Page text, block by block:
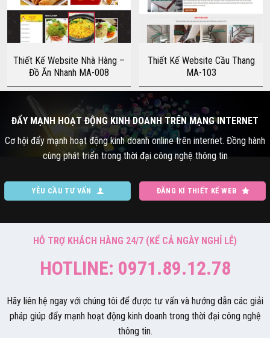
Thiết Kế Website Nhà Hàng –
Đồ Ăn Nhanh MA-008
Thiết Kế Website Cầu Thang
MA-103
ĐẨY MẠNH HOẠT ĐỘNG KINH DOANH TRÊN MẠNG INTERNET
Cơ hội đẩy mạnh hoạt động kinh doanh online trên internet. Đồng hành
cùng phát triển trong thời đại công nghệ thông tin
YÊU CẦU TƯ VẤN ĐĂNG KÍ THIẾT KẾ WEB
HỖ TRỢ KHÁCH HÀNG 24/7 (KỂ CẢ NGÀY NGHỈ LỄ)
HOTLINE: 0971.89.12.78
Hãy liên hệ ngay với chúng tôi để được tư vấn và hướng dẫn các giải
pháp giúp đẩy mạnh hoạt động kinh doanh trong thời đại công nghệ
thông tin.